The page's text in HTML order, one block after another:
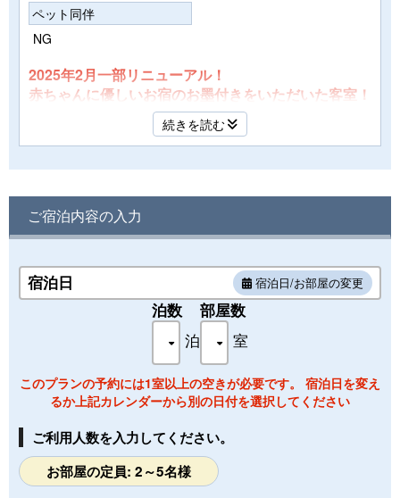
ペット同伴
NG
2025年2月一部リニューアル！
赤ちゃんに優しいお宿のお墨付きをいただいた客室！
家族旅行にぴったり！ファミリーのための客室！
定員：2～5名
注意：お子様向け客室となります。
お子様がいらっしゃらない場合は他のお部屋を
お選びください
2025年2月に『ミキハウス子育て総研 ウェルカムベ
ビーのお宿』に認定！
翔鷺館(しょうろかん)西館3階に位置するキッズが喜
玄関を入ると目に入るミニキッチン、一歩足を踏み入
れれば広々としたフローリングの洋室。
3名までお休みいただけるベッドを設え、ごゆっくり
とお休みいただけます。
大画面で楽しめるプロジェクターがあり、ご家族そろ
って楽しんでいただけます。
続きを読む
ご宿泊内容の入力
宿泊日 宿泊日/お部屋の変更
泊数
泊
部屋数
室
このプランの予約には1室以上の空きが必要です。 宿泊日を変え
るか上記カレンダーから別の日付を選択してください
ご利用人数を入力してください。
お部屋の定員: 2～5名様